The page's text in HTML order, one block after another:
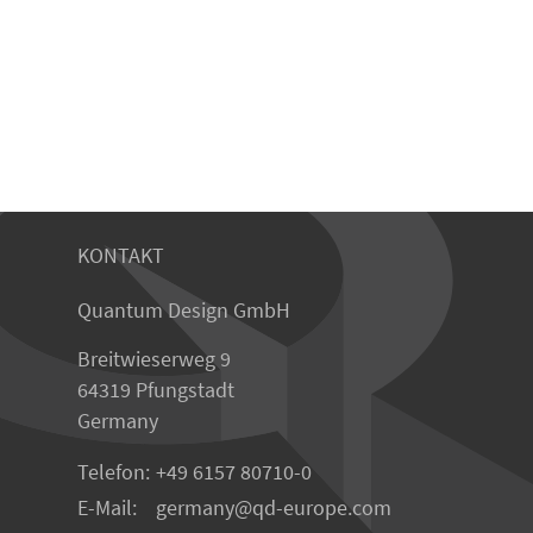
KONTAKT
Quantum Design GmbH
Breitwieserweg 9
64319 Pfungstadt
Germany
Telefon: +49 6157 80710-0
E-Mail:
germany qd-europe.com